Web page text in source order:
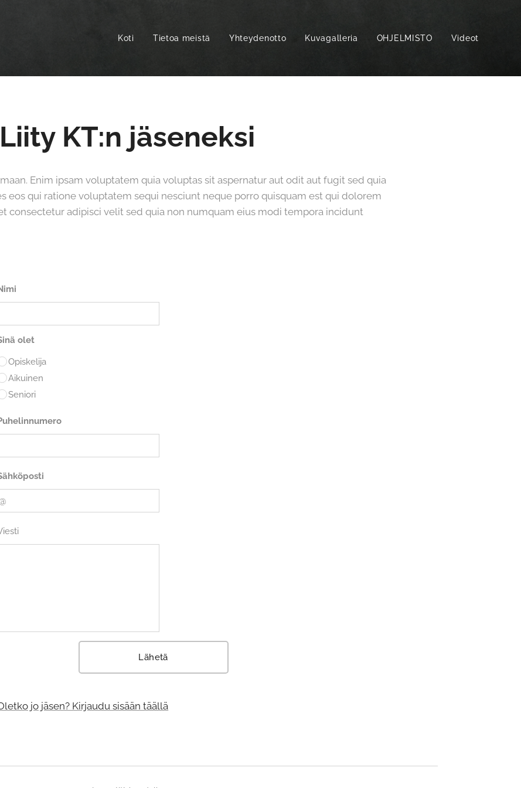
Koti Tietoa meistä Yhteydenotto Kuvagalleria OHJELMISTO Videot
Liity KT:n jäseneksi
Enim ipsam voluptatem quia voluptas sit aspernatur aut odit aut fugit sed quia
eos qui ratione voluptatem sequi nesciunt neque porro quisquam est qui dolorem
consectetur adipisci velit sed quia non numquam eius modi tempora incidunt
olet
Opiskelija
Aikuinen
Seniori
Lähetä
jo jäsen? Kirjaudu sisään täällä